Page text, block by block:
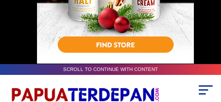
SCROLL TO CONTINUE WITH CONTENT